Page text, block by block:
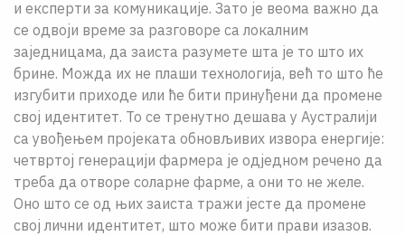
и експерти за комуникације. Зато је веома важно да
се одвоји време за разговоре са локалним
заједницама, да заиста разумете шта је то што их
брине. Можда их не плаши технологија, већ то што ће
изгубити приходе или ће бити принуђени да промене
свој идентитет. То се тренутно дешава у Аустралији
са увођењем пројеката обновљивих извора енергије:
четвртој генерацији фармера је одједном речено да
треба да отворе соларне фарме, а они то не желе.
Оно што се од њих заиста тражи јесте да промене
свој лични идентитет, што може бити прави изазов.